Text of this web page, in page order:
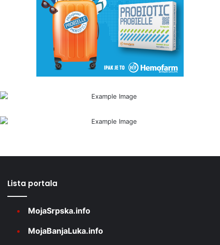
Lista portala
MojaSrpska.info
MojaBanjaLuka.info